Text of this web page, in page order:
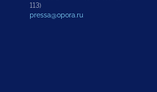
113)
pressa@opora.ru